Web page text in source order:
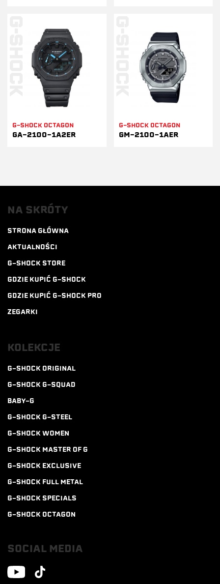
G-SHOCK OCTAGON
GA-2100-1A2ER
G-SHOCK OCTAGON
GM-2100-1AER
NA SKRÓTY
STRONA GŁÓWNA
AKTUALNOŚCI
G-SHOCK STORE
GDZIE KUPIĆ G-SHOCK
GDZIE KUPIĆ G-SHOCK PRO
ZEGARKI
KOLEKCJE
G-SHOCK ORIGINAL
G-SHOCK G-SQUAD
BABY-G
G-SHOCK G-STEEL
G-SHOCK WOMEN
G-SHOCK MASTER OF G
G-SHOCK EXCLUSIVE
G-SHOCK FULL METAL
G-SHOCK SPECIALS
G-SHOCK OCTAGON
SOCIAL MEDIA